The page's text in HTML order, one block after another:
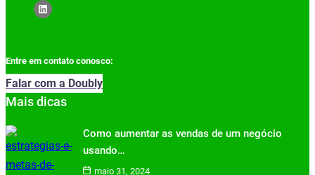
Entre em contato conosco:
Falar com a Doubly
Mais dicas
Como aumentar as vendas de um negócio
usando…
maio 31, 2024